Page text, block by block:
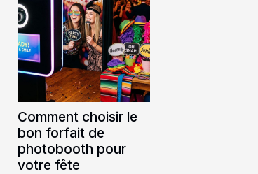
Comment choisir le
bon forfait de
photobooth pour
votre fête